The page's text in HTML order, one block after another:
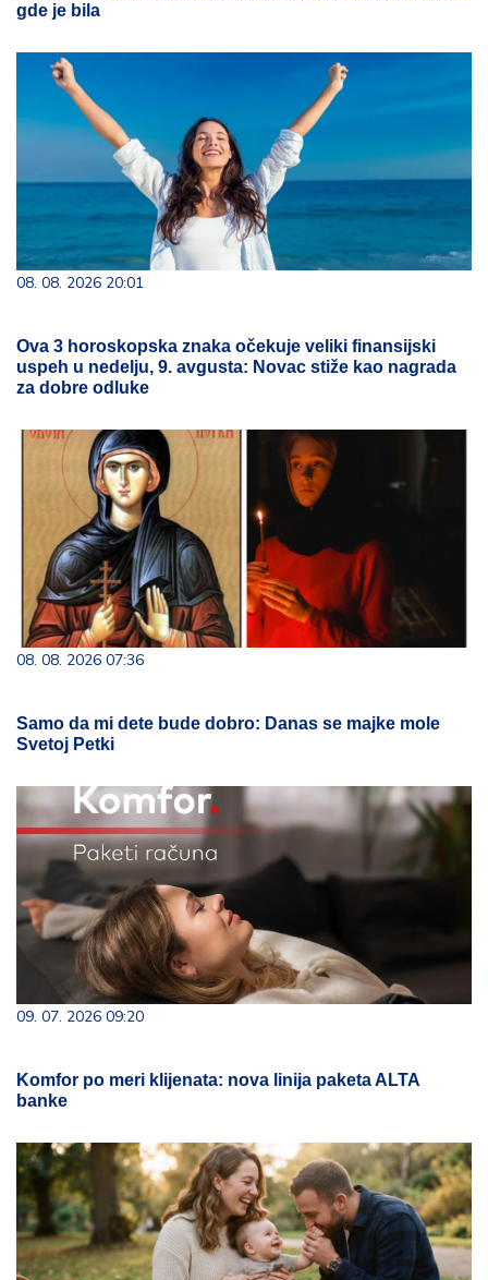
gde je bila
08. 08. 2026 20:01
Ova 3 horoskopska znaka očekuje veliki finansijski
uspeh u nedelju, 9. avgusta: Novac stiže kao nagrada
za dobre odluke
08. 08. 2026 07:36
Samo da mi dete bude dobro: Danas se majke mole
Svetoj Petki
09. 07. 2026 09:20
Komfor po meri klijenata: nova linija paketa ALTA
banke